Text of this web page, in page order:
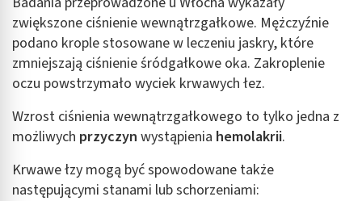
zwiększone ciśnienie wewnątrzgałkowe. Mężczyźnie
podano krople stosowane w leczeniu jaskry, które
zmniejszają ciśnienie śródgałkowe oka. Zakroplenie
oczu powstrzymało wyciek krwawych łez.
Wzrost ciśnienia wewnątrzgałkowego to tylko jedna z
możliwych przyczyn wystąpienia hemolakrii.
Krwawe łzy mogą być spowodowane także
następującymi stanami lub schorzeniami: